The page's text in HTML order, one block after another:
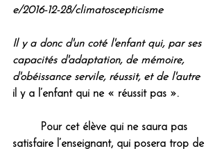
e/2016-12-28/climatoscepticisme
Il y a donc d'un coté l'enfant qui, par ses
capacités d'adaptation, de mémoire,
d'obéissance servile, réussit, et de l'autre
il y a l’enfant qui ne « réussit pas ».
satisfaire l’enseignant, qui posera trop de